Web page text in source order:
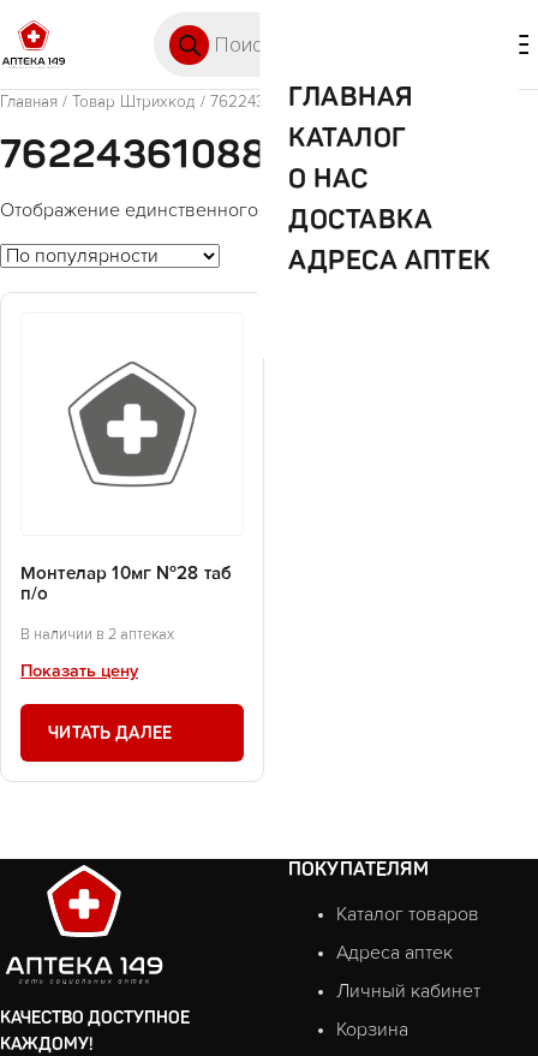
ГЛАВНАЯ
КАТАЛОГ
О НАС
ДОСТАВКА
АДРЕСА АПТЕК
Главная / Товар Штрихкод / 7622436108841
7622436108841
Отображение единственного товара
Монтелар 10мг №28 таб
п/о
В наличии в 2 аптеках
Показать цену
ЧИТАТЬ ДАЛЕЕ
КАЧЕСТВО ДОСТУПНОЕ
КАЖДОМУ!
ПОКУПАТЕЛЯМ
Каталог товаров
Адреса аптек
Личный кабинет
Корзина